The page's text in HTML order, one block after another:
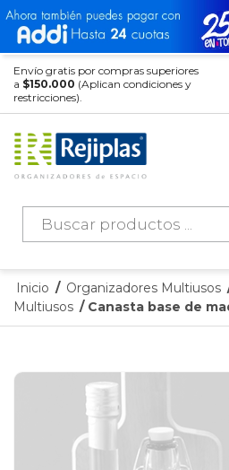
Envío gratis por compras superiores
a $150.000 (Aplican condiciones y
restricciones).
Búsqueda
productos
Inicio / Organizadores Multiusos
Multiusos / Canasta base de